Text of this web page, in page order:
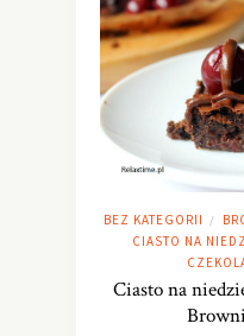
BEZ KATEGORII /
CIASTO NA
Ciasto na